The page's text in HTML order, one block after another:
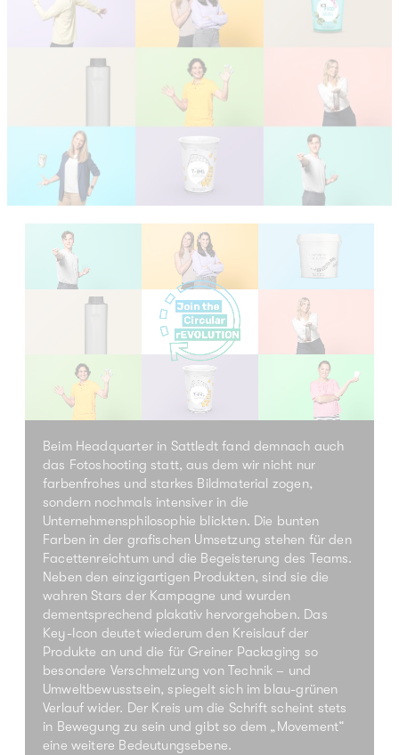
Beim Headquarter in Sattledt fand demnach auch
das Fotoshooting statt, aus dem wir nicht nur
farbenfrohes und starkes Bildmaterial zogen,
sondern nochmals intensiver in die
Unternehmensphilosophie blickten. Die bunten
Farben in der grafischen Umsetzung stehen für den
Facettenreichtum und die Begeisterung des Teams.
Neben den einzigartigen Produkten, sind sie die
wahren Stars der Kampagne und wurden
dementsprechend plakativ hervorgehoben. Das
Key-Icon deutet wiederum den Kreislauf der
Produkte an und die für Greiner Packaging so
besondere Verschmelzung von Technik – und
Umweltbewusstsein, spiegelt sich im blau-grünen
Verlauf wider. Der Kreis um die Schrift scheint stets
in Bewegung zu sein und gibt so dem „Movement“
eine weitere Bedeutungsebene.